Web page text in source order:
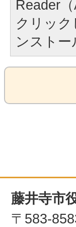
Reader
クリッ
ンストー
藤井寺市
〒583-